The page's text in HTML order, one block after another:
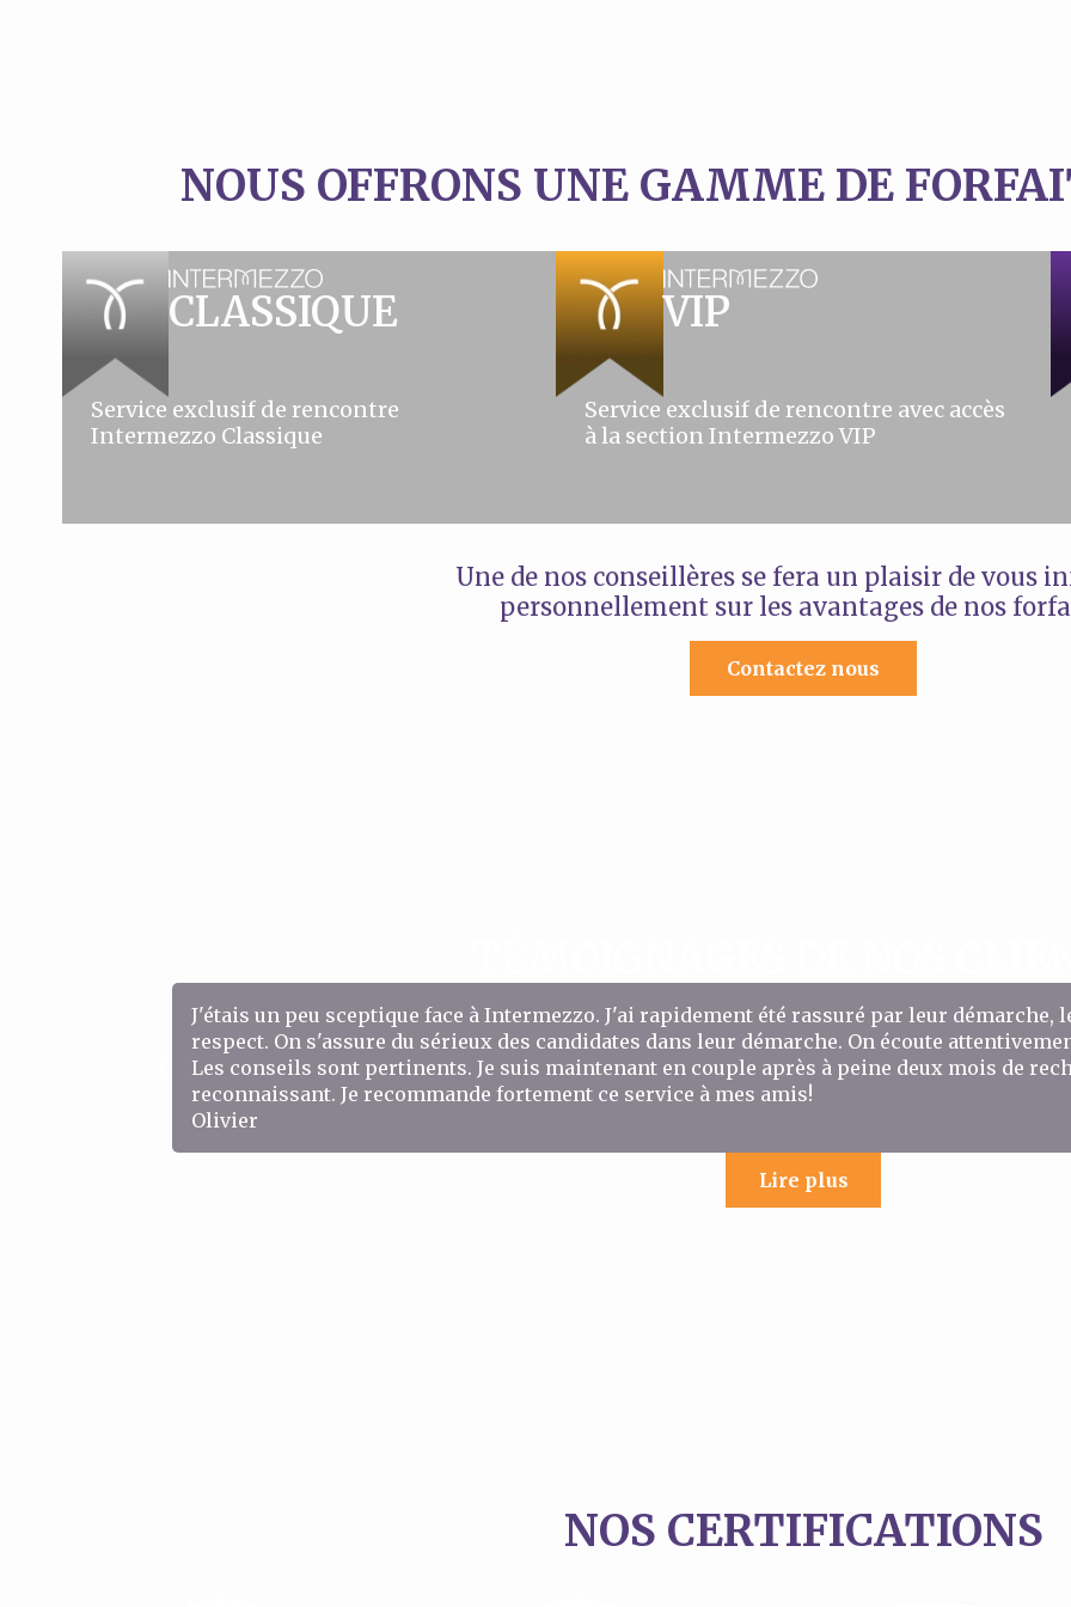
NOUS OFFRONS UNE GAMME DE
CLASSIQUE
Service exclusif de rencontre
Intermezzo Classique
VIP
Service exclusif de rencontre avec accès
à la section Intermezzo VIP
Une de nos conseillères se fera un plaisir de vous
personnellement sur les avantages de nos
Contactez nous
J'étais un peu sceptique face à Intermezzo. J'ai rapidement été rassuré par leur
respect. On s'assure du sérieux des candidates dans leur démarche. On écoute
Les conseils sont pertinents. Je suis maintenant en couple après à peine deux mois de
reconnaissant. Je recommande fortement ce service à mes amis!
Olivier
Lire plus
NOS CERTIFICATIONS